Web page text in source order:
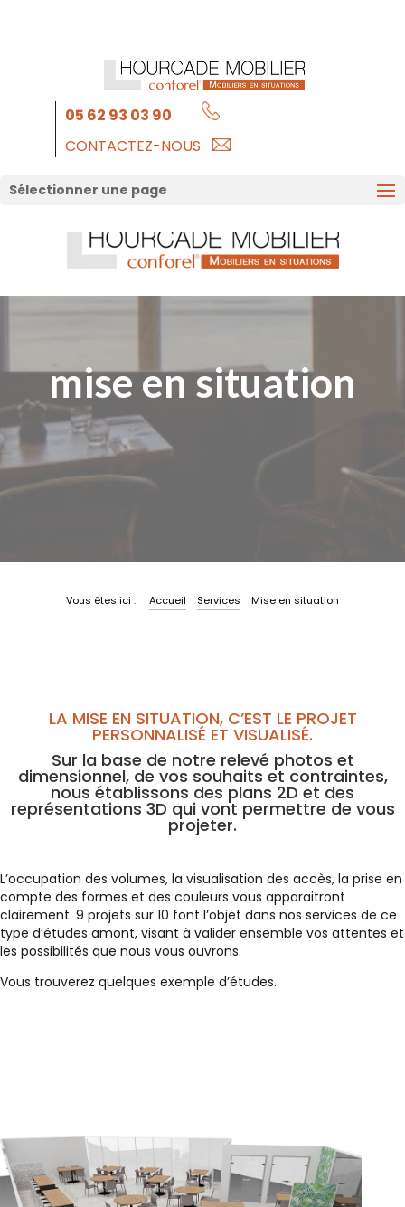
05 62 93 03 90
CONTACTEZ-NOUS
Sélectionner une page
mise en situation
|
Vous êtes ici : Accueil Services Mise en situation
LA MISE EN SITUATION, C’EST LE PROJET
PERSONNALISÉ ET VISUALISÉ.
Sur la base de notre relevé photos et
dimensionnel, de vos souhaits et contraintes,
nous établissons des plans 2D et des
représentations 3D qui vont permettre de vous
projeter.
L’occupation des volumes, la visualisation des accès, la prise en
compte des formes et des couleurs vous apparaitront
clairement. 9 projets sur 10 font l’objet dans nos services de ce
type d’études amont, visant à valider ensemble vos attentes et
les possibilités que nous vous ouvrons.
Vous trouverez quelques exemple d’études.